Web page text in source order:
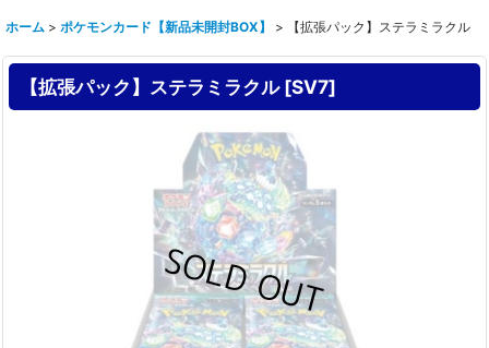
ホーム > ポケモンカード【新品未開封BOX】 > 【拡張パック】ステラミラクル
【拡張パック】ステラミラクル [SV7]